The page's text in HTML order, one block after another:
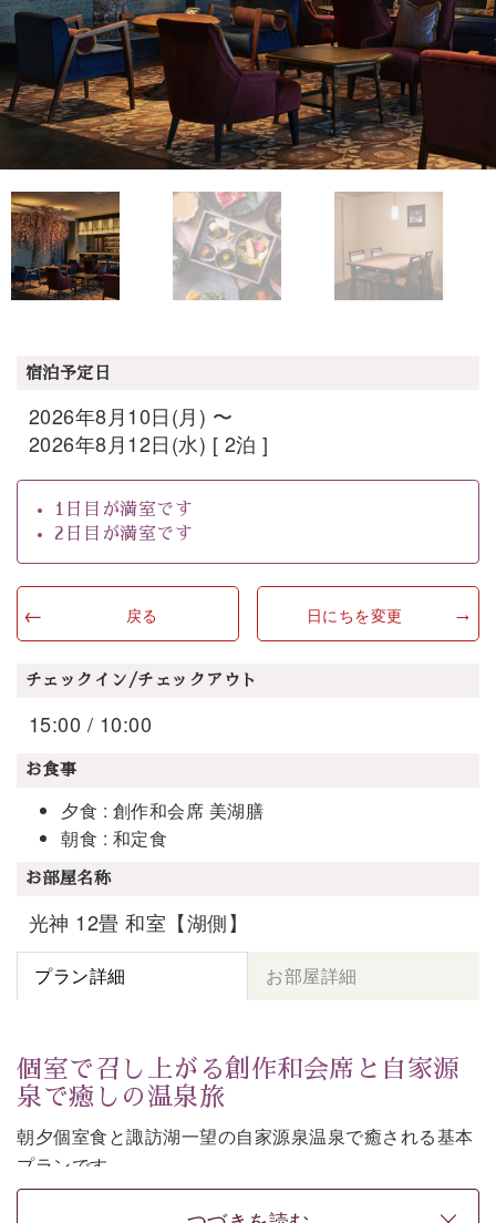
宿泊予定日
2026年8月10日(月) 〜
2026年8月12日(水) [ 2泊 ]
1日目が満室です
2日目が満室です
戻る 日にちを変更
チェックイン/チェックアウト
15:00 / 10:00
お食事
夕食 : 創作和会席 美湖膳
朝食 : 和定食
お部屋名称
光神 12畳 和室【湖側】
プラン詳細 お部屋詳細
個室で召し上がる創作和会席と自家源
泉で癒しの温泉旅
朝夕個室食と諏訪湖一望の自家源泉温泉で癒される基本
プランです。
諏訪湖を眺めながら幽玄な装飾の館内で静かに寛いでお